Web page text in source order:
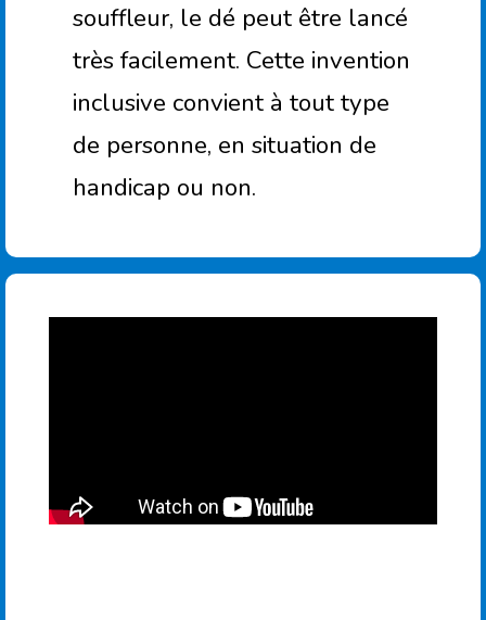
souffleur, le dé peut être lancé
très facilement. Cette invention
inclusive convient à tout type
de personne, en situation de
handicap ou non.